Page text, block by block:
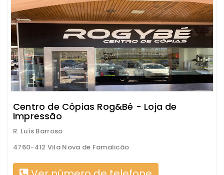
Centro de Cópias Rog&Bé - Loja de
Impressão
R. Luís Barroso
4760-412 Vila Nova de Famalicão